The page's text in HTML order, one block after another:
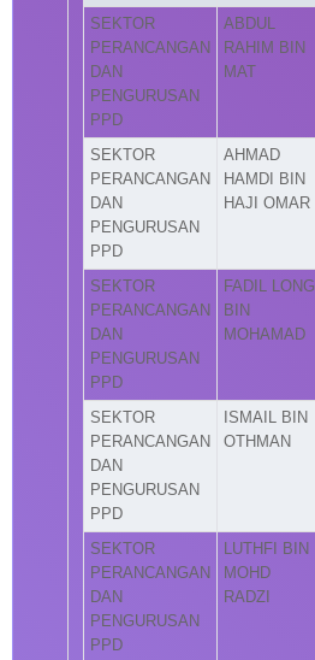
SEKTOR
PERANCANGAN
DAN
PENGURUSAN
PPD
ABDUL
RAHIM BIN
MAT
SEKTOR
PERANCANGAN
DAN
PENGURUSAN
PPD
AHMAD
HAMDI BIN
HAJI OMAR
SEKTOR
PERANCANGAN
DAN
PENGURUSAN
PPD
FADIL LONG
BIN
MOHAMAD
SEKTOR
PERANCANGAN
DAN
PENGURUSAN
PPD
ISMAIL BIN
OTHMAN
SEKTOR
PERANCANGAN
DAN
PENGURUSAN
PPD
LUTHFI BIN
MOHD
RADZI